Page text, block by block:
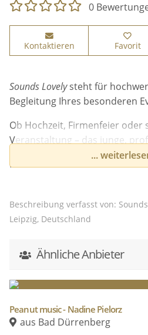
0
Kontaktieren Favorit
Sounds Lovelysteht für
Begleitung Ihres besonderen
Ob Hochzeit, Firmenfeier oder
Veranstaltung – das junge,
Leipzig schafft durch sein
Programm eine harmonische
Bianca Aristía glänzt mit ihrer
Stimme, welche durch Lennart
Klavierspiel untermalt wird.
die jazzige Hintergrundmusik
sehr breitgefächertes
...
Beschreibung verfasst von:
Leipzig, Deutschland
Ähnliche Anbieter
Peanut music - Nadine Pielorz
aus Bad Dürrenberg